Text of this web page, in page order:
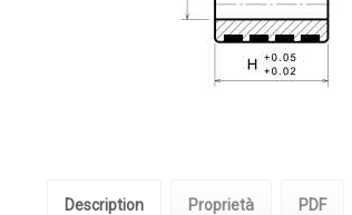
Description Proprietà PDF